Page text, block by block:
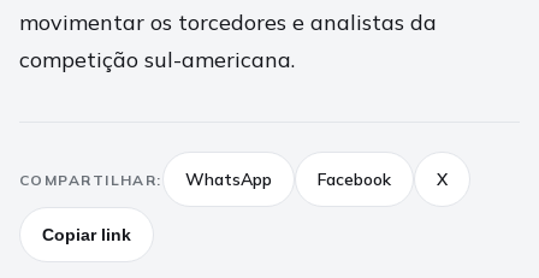
movimentar os torcedores e analistas da
competição sul-americana.
COMPARTILHAR: WhatsApp Facebook X
Copiar link